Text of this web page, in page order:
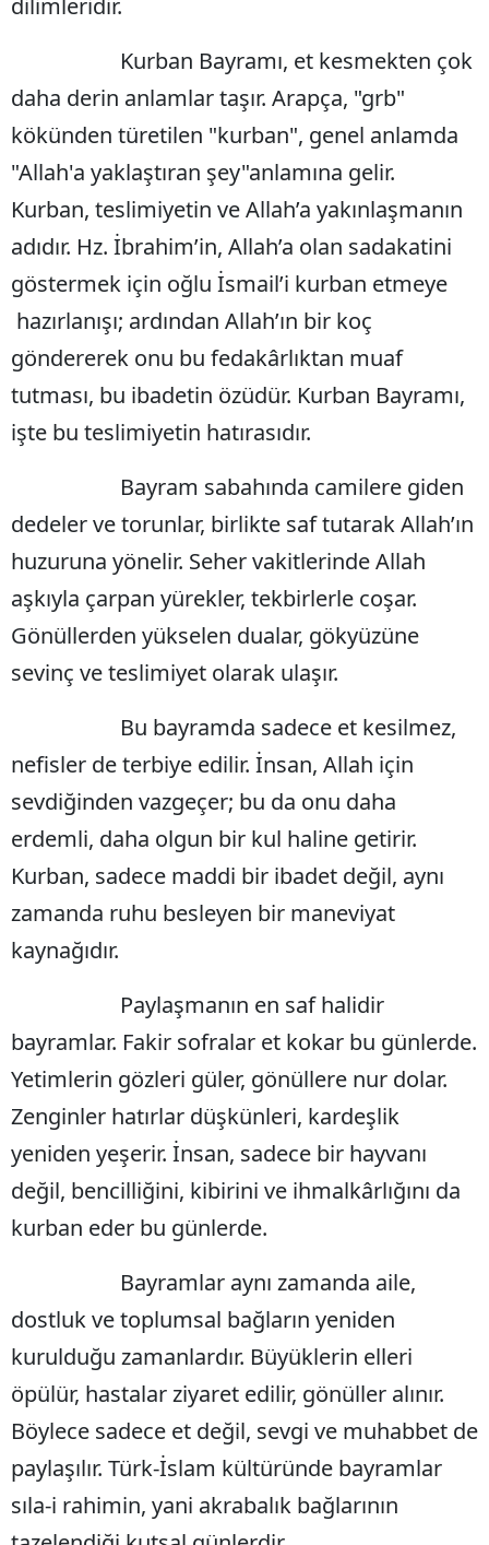
Isparta
Kars
Kastamonu
Kütahya
Malatya
Manisa
Mardin
Muğla
Nevşehir
Sakarya
Samsun
Sinop
Trabzon
Tunceli
Kurban Bayramı, et kesmekten çok
daha derin anlamlar taşır. Arapça, "grb"
kökünden türetilen "kurban", genel anlamda
"Allah'a yaklaştıran şey"anlamına gelir.
Kurban, teslimiyetin ve Allah’a yakınlaşmanın
adıdır. Hz. İbrahim’in, Allah’a olan sadakatini
göstermek için oğlu İsmail’i kurban etmeye
hazırlanışı; ardından Allah’ın bir koç
göndererek onu bu fedakârlıktan muaf
tutması, bu ibadetin özüdür. Kurban Bayramı,
işte bu teslimiyetin hatırasıdır.
Bayram sabahında camilere giden
dedeler ve torunlar, birlikte saf tutarak Allah’ın
huzuruna yönelir. Seher vakitlerinde Allah
aşkıyla çarpan yürekler, tekbirlerle coşar.
Gönüllerden yükselen dualar, gökyüzüne
sevinç ve teslimiyet olarak ulaşır.
Bu bayramda sadece et kesilmez,
nefisler de terbiye edilir. İnsan, Allah için
sevdiğinden vazgeçer; bu da onu daha
erdemli, daha olgun bir kul haline getirir.
Kurban, sadece maddi bir ibadet değil, aynı
zamanda ruhu besleyen bir maneviyat
kaynağıdır.
Paylaşmanın en saf halidir
bayramlar. Fakir sofralar et kokar bu günlerde.
Yetimlerin gözleri güler, gönüllere nur dolar.
Zenginler hatırlar düşkünleri, kardeşlik
yeniden yeşerir. İnsan, sadece bir hayvanı
değil, bencilliğini, kibirini ve ihmalkârlığını da
kurban eder bu günlerde.
Bayramlar aynı zamanda aile,
dostluk ve toplumsal bağların yeniden
kurulduğu zamanlardır. Büyüklerin elleri
öpülür, hastalar ziyaret edilir, gönüller alınır.
Böylece sadece et değil, sevgi ve muhabbet de
paylaşılır. Türk-İslam kültüründe bayramlar
sıla-i rahimin, yani akrabalık bağlarının